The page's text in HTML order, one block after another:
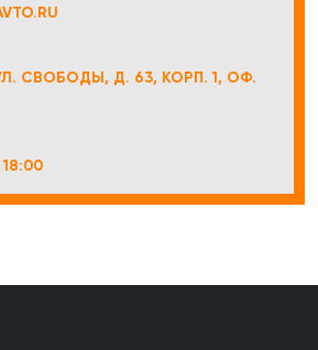
СВОБОДЫ, Д. 63, КОРП. 1, ОФ.